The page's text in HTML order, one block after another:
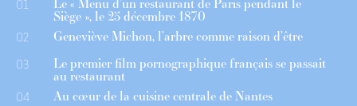
01
Siège », le 25 décembre 1870
02 Geneviève Michon, l’arbre comme raison d’être
03 Le premier film pornographique français se passait
au restaurant
04 Au cœur de la cuisine centrale de Nantes